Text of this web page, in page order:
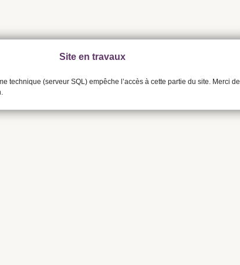
Site en travaux
technique (serveur SQL) empêche l’accès à cette partie du site. Merci de